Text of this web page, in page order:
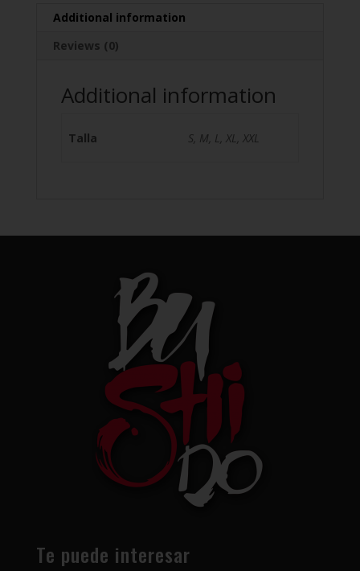
Additional information
Reviews (0)
Additional information
Talla S, M, L, XL, XXL
Te puede interesar